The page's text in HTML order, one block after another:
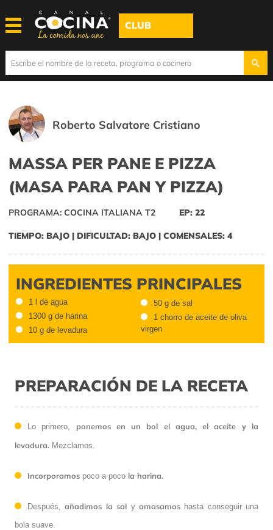
CLUB
Roberto Salvatore Cristiano
MASSA PER PANE E PIZZA
(MASA PARA PAN Y PIZZA)
PROGRAMA: COCINA ITALIANA T2 EP: 22
TIEMPO: BAJO | DIFICULTAD: BAJO | COMENSALES: 4
INGREDIENTES PRINCIPALES
1 l de agua
1300 g de harina
10 g de levadura
50 g de sal
1 chorro de aceite de oliva
virgen
PREPARACIÓN DE LA RECETA
Lo primero,
ponemos en un bol el agua, el aceite y la
levadura. Mezclamos.
Incorporamos poco a poco la harina.
Después,añadimos la sal y amasamoshasta conseguir una
bola suave.